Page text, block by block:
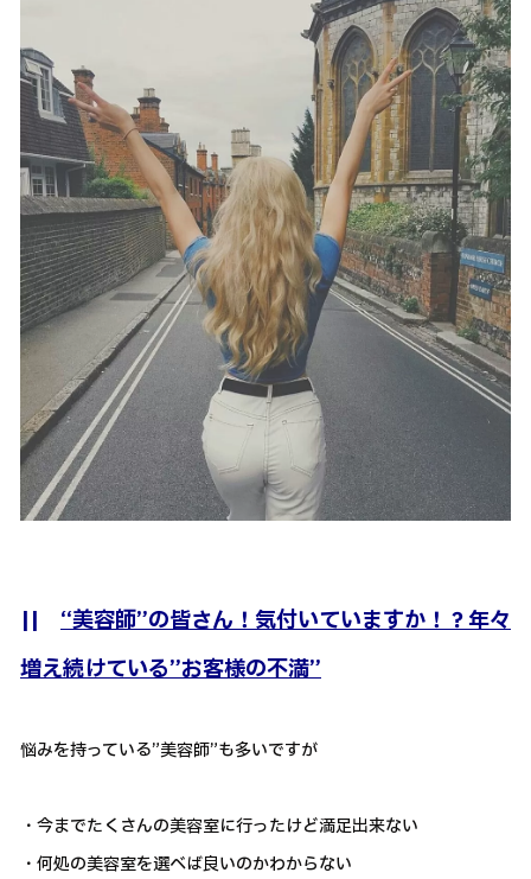
|| “美容師”の皆さん！気付いていますか！？年々
増え続けている”お客様の不満”
悩みを持っている”美容師”も多いですが
・今までたくさんの美容室に行ったけど満足出来ない
・何処の美容室を選べば良いのかわからない